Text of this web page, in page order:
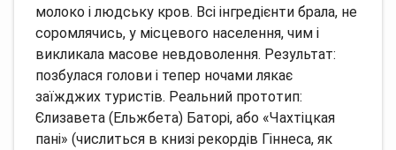
молоко і людську кров. Всі інгредієнти брала, не
соромлячись, у місцевого населення, чим і
викликала масове невдоволення. Результат:
позбулася голови і тепер ночами лякає
заїжджих туристів. Реальний прототип:
Єлизавета (Ельжбета) Баторі, або «Чахтіцкая
пані» (числиться в книзі рекордів Гіннеса, як